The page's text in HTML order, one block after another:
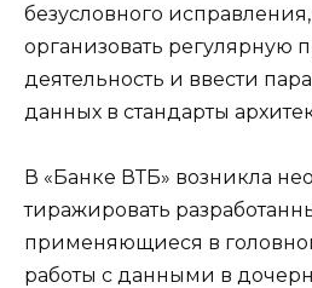
безусловного
организовать регулярную
деятельность и ввести
данных в стандарты
В «Банке ВТБ» возникла
тиражировать
применяющиеся в
работы с данными в